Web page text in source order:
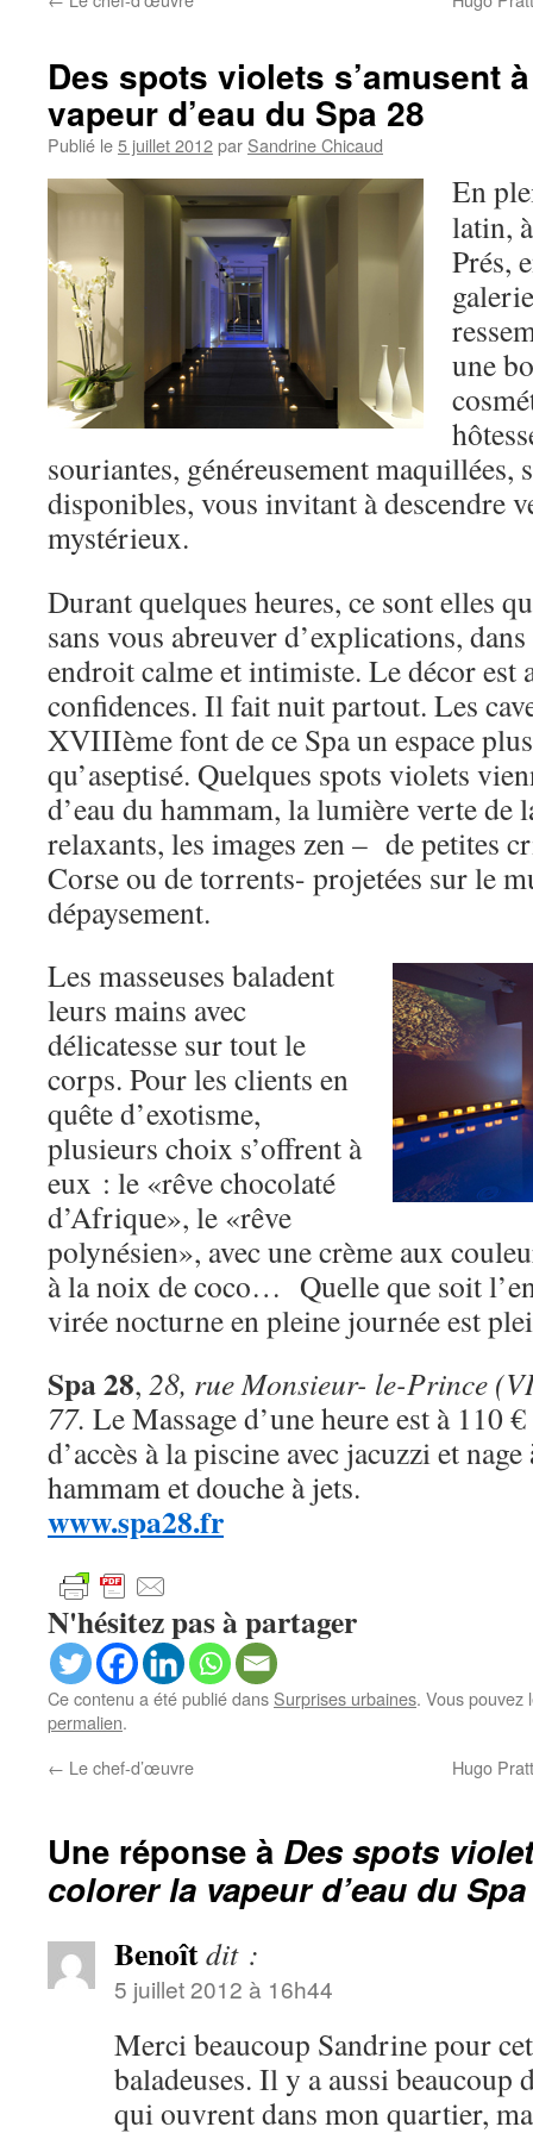
Des spots violets s’amusent
vapeur d’eau du Spa 28
Publié le5 juillet 2012par Sandrine Chicaud
En
latin,
Prés,
une
souriantes, généreusement maquillées,
disponibles, vous invitant à descendre
mystérieux.
Durant quelques heures, ce sont elles
sans vous abreuver d’explications,
endroit calme et intimiste. Le décor est
confidences. Il fait nuit partout. Les
XVIIIème font de ce Spa un espace
qu’aseptisé. Quelques spots violets
d’eau du hammam, la lumière verte de
relaxants, les images zen – de petites
Corse ou de torrents- projetées sur le
dépaysement.
Les masseuses baladent
leurs mains avec
délicatesse sur tout le
corps. Pour les clients en
quête d’exotisme,
plusieurs choix s’offrent à
eux : le «rêve chocolaté
d’Afrique», le «rêve
polynésien», avec une crème aux
à la noix de coco… Quelle que soit
virée nocturne en pleine journée est
Spa 28, 28, rue Monsieur- le-Prince
77. Le Massage d’une heure est à 110
d’accès à la piscine avec jacuzzi et
hammam et douche à jets.
www.spa28.fr
N'hésitez pas à partager
Ce contenu a été publié dans Surprises urbaines. Vous
permalien.
← Le chef-d’œuvre Hugo
Une réponse à Des spots
colorer la vapeur d’eau du
Benoîtdit :
5 juillet 2012 à 16h44
Merci beaucoup Sandrine pour
baladeuses. Il y a aussi beaucoup
qui ouvrent dans mon quartier,